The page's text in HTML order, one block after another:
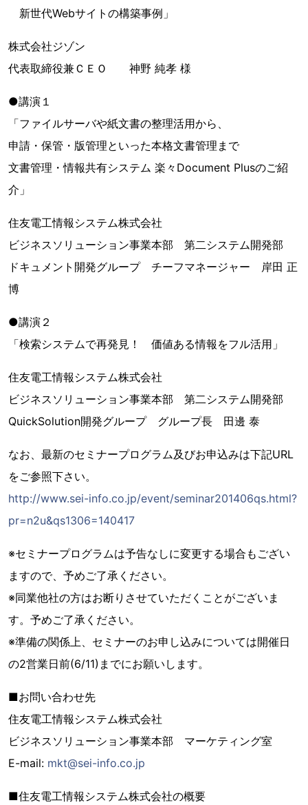
新世代Webサイトの構築事例」
株式会社ジゾン
代表取締役兼ＣＥＯ 神野 純孝 様
●講演１
「ファイルサーバや紙文書の整理活用から、
申請・保管・版管理といった本格文書管理まで
文書管理・情報共有システム 楽々Document Plusのご紹
介」
住友電工情報システム株式会社
ビジネスソリューション事業本部 第二システム開発部
ドキュメント開発グループ チーフマネージャー 岸田 正
博
●講演２
「検索システムで再発見！ 価値ある情報をフル活用」
住友電工情報システム株式会社
ビジネスソリューション事業本部 第二システム開発部
QuickSolution開発グループ グループ長 田邊 泰
なお、最新のセミナープログラム及びお申込みは下記URL
をご参照下さい。
http://www.sei-info.co.jp/event/seminar201406qs.html?
pr=n2u&qs1306=140417
※セミナープログラムは予告なしに変更する場合もござい
ますので、予めご了承ください。
※同業他社の方はお断りさせていただくことがございま
す。予めご了承ください。
※準備の関係上、セミナーのお申し込みについては開催日
の2営業日前(6/11)までにお願いします。
■お問い合わせ先
住友電工情報システム株式会社
ビジネスソリューション事業本部 マーケティング室
E-mail: mkt@sei-info.co.jp
■住友電工情報システム株式会社の概要